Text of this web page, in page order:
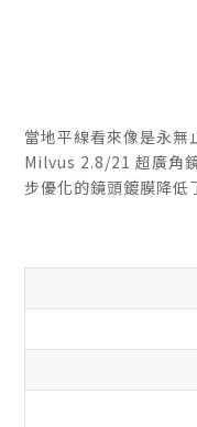
當地平線看來像是永
Milvus 2.8/21 超廣角
步優化的鏡頭鍍膜降低